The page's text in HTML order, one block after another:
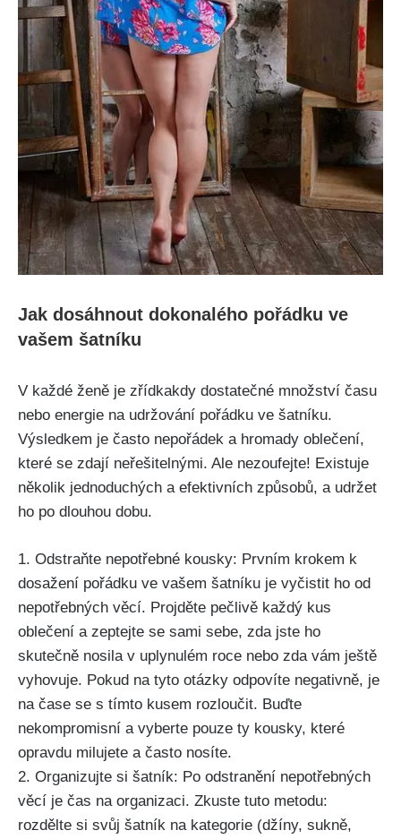
Jak dosáhnout dokonalého pořádku ve
vašem šatníku
V každé ženě je ​zřídkakdy dostatečné množství času
nebo energie na udržování pořádku ve ​šatníku.
Výsledkem je často nepořádek​ a hromady oblečení,
které se zdají neřešitelnými. Ale nezoufejte! Existuje
několik jednoduchých a efektivních způsobů, a udržet
ho po dlouhou dobu.
1.‍ Odstraňte nepotřebné kousky: Prvním krokem k
dosažení pořádku ve vašem šatníku je vyčistit ​ho od
nepotřebných věcí.⁤ Projděte‍ pečlivě každý kus
oblečení a zeptejte se sami ‍sebe, zda jste ho
skutečně nosila v uplynulém​ roce nebo zda vám ještě
vyhovuje. Pokud na tyto otázky odpovíte negativně, je
na čase se s tímto ⁤kusem rozloučit. Buďte
nekompromisní⁤ a vyberte‌ pouze ty kousky, které
opravdu milujete a často nosíte. ​
2. Organizujte si šatník: Po odstranění nepotřebných
věcí je čas na organizaci. Zkuste tuto metodu:
rozdělte si svůj šatník na kategorie (džíny, ⁣sukně,